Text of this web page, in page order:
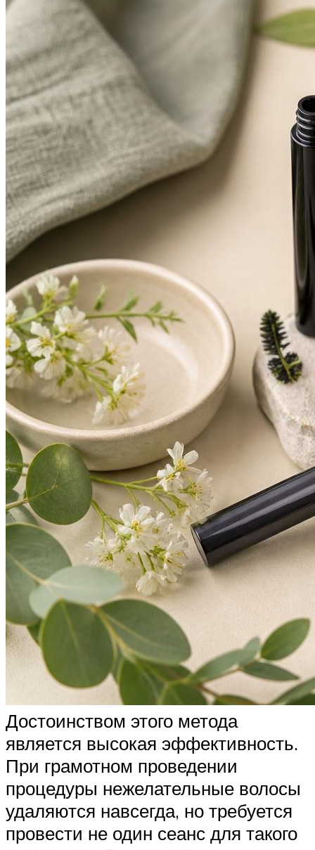
Достоинством этого метода
является высокая эффективность.
При грамотном проведении
процедуры нежелательные волосы
удаляются навсегда, но требуется
провести не один сеанс для такого